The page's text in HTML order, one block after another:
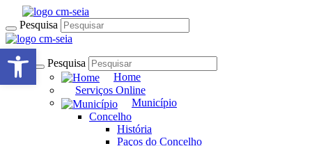
Pesquisa
Pesquisa
Home
Serviços Online
Município
Concelho
História
Paços do Concelho
Open toolbar